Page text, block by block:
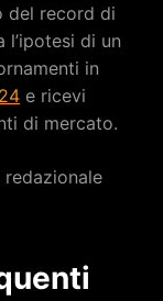
del record di
l’ipotesi di un
in
e ricevi
di mercato.